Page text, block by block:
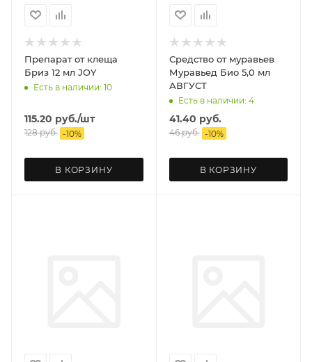
Препарат от клеща
Бриз 12 мл JOY
Есть в наличии: 10
115.20 руб./шт
128руб. -10%
В КОРЗИНУ
Средство от муравьев
Муравьед Био 5,0 мл
АВГУСТ
Есть в наличии: 4
41.40 руб.
46руб. -10%
В КОРЗИНУ